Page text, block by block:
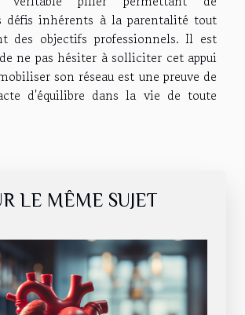
défis inhérents à la parentalité tout
des objectifs professionnels. Il est
ne pas hésiter à solliciter cet appui
son réseau est une preuve de
d'équilibre dans la vie de toute
LE MÊME SUJET